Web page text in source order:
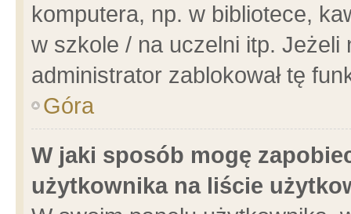
komputera, np. w bibliotece,
w szkole / na uczelni itp.
administrator zablokował tę
Góra
W jaki sposób mogę
użytkownika na liście